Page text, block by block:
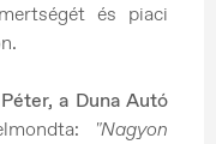
és piaci
a Duna Autó
"Nagyon